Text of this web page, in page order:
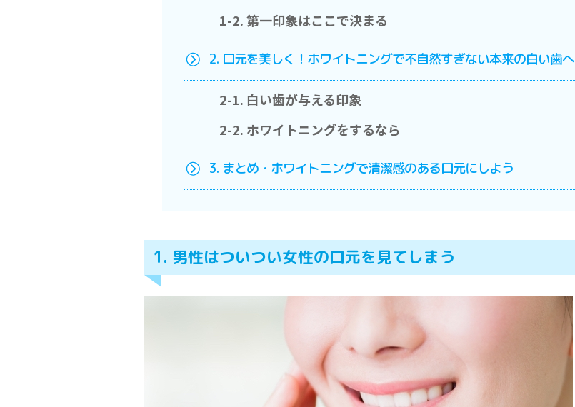
1-2. 第一印象はここで決まる
2. 口元を美しく！ホワイトニングで不自然すぎない本来の白い歯へ
2-1. 白い歯が与える印象
2-2. ホワイトニングをするなら
3. まとめ・ホワイトニングで清潔感のある口元にしよう
1. 男性はついつい女性の口元を見てしまう